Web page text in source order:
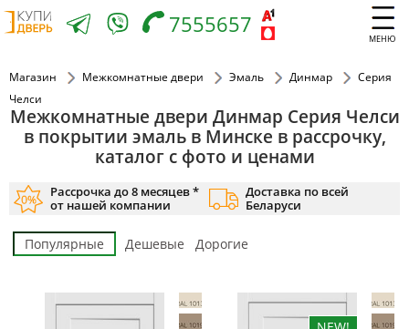
МЕНЮ
7555657
Магазин Межкомнатные двери Эмаль Динмар
Серия
Челси
Межкомнатные двери Динмар Серия Челси
в покрытии эмаль в Минске в рассрочку,
каталог с фото и ценами
Рассрочка до 8 месяцев *
от нашей компании
Доставка по всей
Беларуси
Популярные Дешевые Дорогие